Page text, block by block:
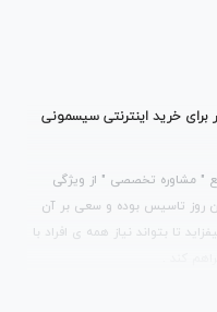
برای خرید اینترنتی سیسمونی
" مشاوره تخصصی " از ویژگی
روز تاسیس بوده و سعی بر آن
تا بتواند نیاز همه ی افراد با